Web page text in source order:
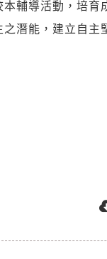
本輔導活動，培育
之潛能，建立自主